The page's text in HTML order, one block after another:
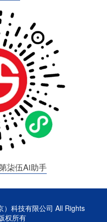
柒伍Ai助手
）科技有限公司 All Rights
权所有